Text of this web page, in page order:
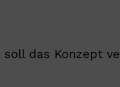
soll das Konzept